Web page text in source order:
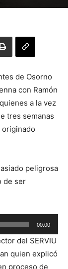
de Osorno
con Ramón
a la vez
tres semanas
originado
peligrosa
de ser
00:00
del SERVIU
quien explicó
proceso de